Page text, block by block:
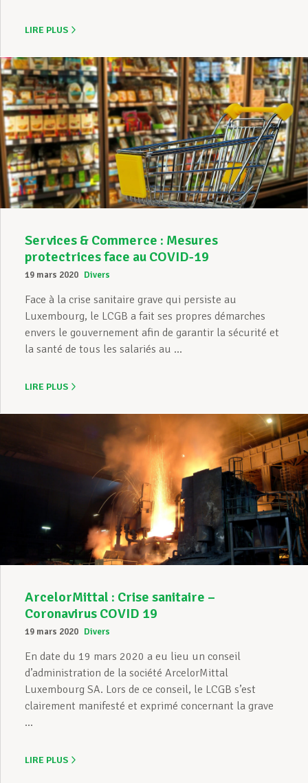
LIRE PLUS
Services & Commerce : Mesures
protectrices face au COVID-19
19 mars 2020 Divers
Face à la crise sanitaire grave qui persiste au
Luxembourg, le LCGB a fait ses propres démarches
envers le gouvernement afin de garantir la sécurité et
la santé de tous les salariés au ...
LIRE PLUS
ArcelorMittal : Crise sanitaire –
Coronavirus COVID 19
19 mars 2020 Divers
En date du 19 mars 2020 a eu lieu un conseil
d’administration de la société ArcelorMittal
Luxembourg SA. Lors de ce conseil, le LCGB s’est
clairement manifesté et exprimé concernant la grave
...
LIRE PLUS